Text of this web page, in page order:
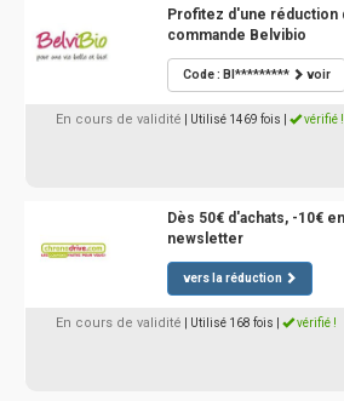
Profitez d'une réduction
commande Belvibio
Code : BI********* voir
En cours de validité | Utilisé 1469 fois vérifié !
Dès 50€ d'achats, -10€
newsletter
vers la réduction
En cours de validité | Utilisé 168 fois vérifié !